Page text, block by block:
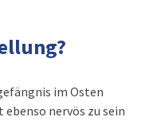
im Osten
nervös zu sein